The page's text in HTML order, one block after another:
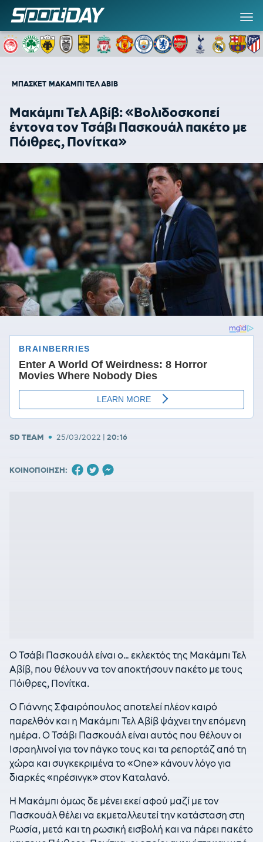
ΜΠΑΣΚΕΤ ΜΑΚΑΜΠΙ ΤΕΛ ΑΒΙΒ
Μακάμπι Τελ Αβίβ: «Βολιδοσκοπεί
έντονα τον Τσάβι Πασκουάλ πακέτο με
Πόιθρες, Πονίτκα»
SD TEAM • 25/03/2022 | 20:16
ΚΟΙΝΟΠΟΙΗΣΗ:
Ο Τσάβι Πασκουάλ είναι ο… εκλεκτός της Μακάμπι Τελ
Αβίβ, που θέλουν να τον αποκτήσουν πακέτο με τους
Πόιθρες, Πονίτκα.
Ο Γιάννης Σφαιρόπουλος αποτελεί πλέον καιρό
παρελθόν και η Μακάμπι Τελ Αβίβ ψάχνει την επόμενη
ημέρα. Ο Τσάβι Πασκουάλ είναι αυτός που θέλουν οι
Ισραηλινοί για τον πάγκο τους και τα ρεπορτάζ από τη
χώρα και συγκεκριμένα τo «One» κάνουν λόγο για
διαρκές «πρέσινγκ» στον Καταλανό.
Η Μακάμπι όμως δε μένει εκεί αφού μαζί με τον
Πασκουάλ θέλει να εκμεταλλευτεί την κατάσταση στη
Ρωσία, μετά και τη ρωσική εισβολή και να πάρει πακέτο